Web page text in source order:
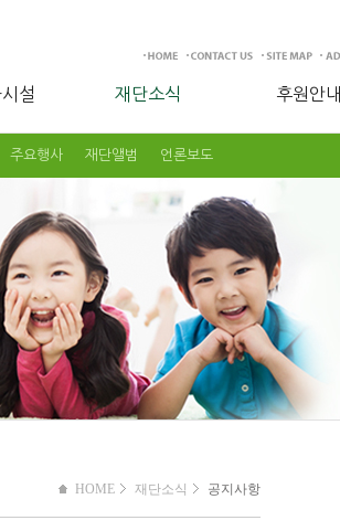
설 재단소식
주요행사 재단앨범 언론보도
후원안내
HOME 재단소식 공지사항